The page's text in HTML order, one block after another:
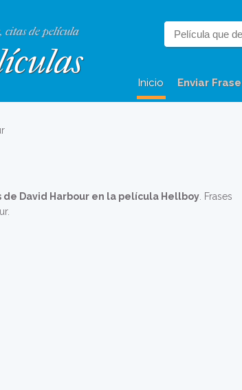
citas de película
Inicio Enviar Frase
de David Harbour en la película Hellboy . Frases